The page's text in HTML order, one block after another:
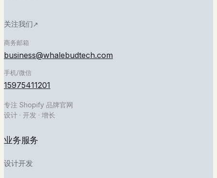
与公
司
邮箱
简
单
说
说
小红书
公众号
关注我们↗
商务邮箱
business@whalebudtech.com
手机/微信
15975411201
专注 Shopify 品牌官网
设计 · 开发 · 增长
业务服务
设计开发